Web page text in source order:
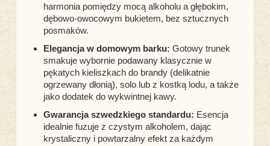
harmonia pomiędzy mocą alkoholu a głębokim,
dębowo-owocowym bukietem, bez sztucznych
posmaków.
Elegancja w domowym barku: Gotowy trunek
smakuje wybornie podawany klasycznie w
pękatych kieliszkach do brandy (delikatnie
ogrzewany dłonią), solo lub z kostką lodu, a także
jako dodatek do wykwintnej kawy.
Gwarancja szwedzkiego standardu: Esencja
idealnie fuzuje z czystym alkoholem, dając
krystaliczny i powtarzalny efekt za każdym